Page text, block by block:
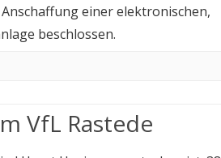
einer elektronischen,
beschlossen.
VfL Rastede